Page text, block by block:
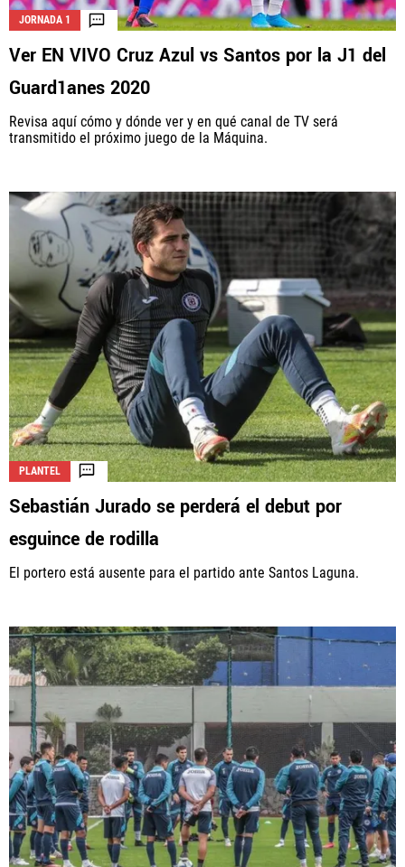
JORNADA 1
Ver EN VIVO Cruz Azul vs Santos por la J1 del
Guard1anes 2020
Revisa aquí cómo y dónde ver y en qué canal de TV será
transmitido el próximo juego de la Máquina.
PLANTEL
Sebastián Jurado se perderá el debut por
esguince de rodilla
El portero está ausente para el partido ante Santos Laguna.